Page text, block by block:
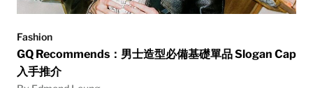
Fashion
GQ Recommends：男士造型必備基礎單品 Slogan Cap
入手推介